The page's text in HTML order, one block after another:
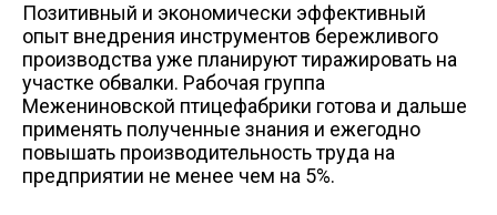
Позитивный и экономически эффективный
опыт внедрения инструментов бережливого
производства уже планируют тиражировать на
участке обвалки. Рабочая группа
Межениновской птицефабрики готова и дальше
применять полученные знания и ежегодно
повышать производительность труда на
предприятии не менее чем на 5%.